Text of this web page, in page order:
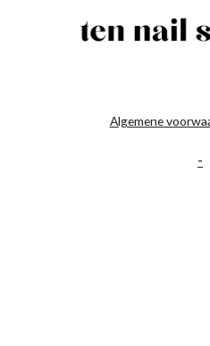
Algemene
-